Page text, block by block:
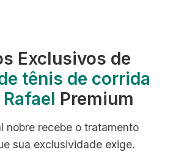
Exclusivos de
tênis de corrida
Premium
nobre recebe o tratamento
sua exclusividade exige.